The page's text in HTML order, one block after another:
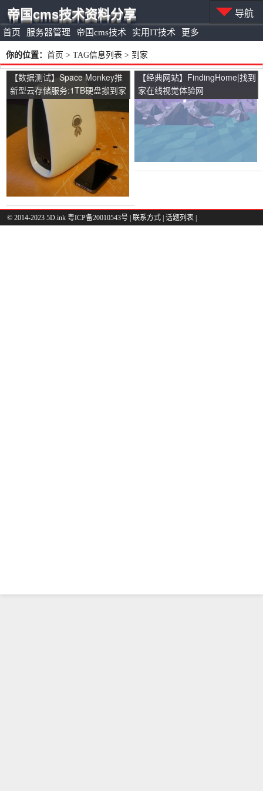
首页 服务器管理 帝国cms技术 实用IT技术 更多
帝国cms技术资料分享 导航
你的位置： 首页 > TAG信息列表 > 到家
【数据测试】Space Monkey推
新型云存储服务:1TB硬盘搬到家
【经典网站】FindingHome|找到
家在线视觉体验网
© 2014-2023 5D.ink 粤ICP备20010543号 联系方式 话题列表